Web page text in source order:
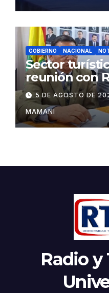
GOBIERNO NACIONAL
Sector
reunión con
cambios en
del turismo
5 DE AGOSTO DE
MAMANI
Radio y